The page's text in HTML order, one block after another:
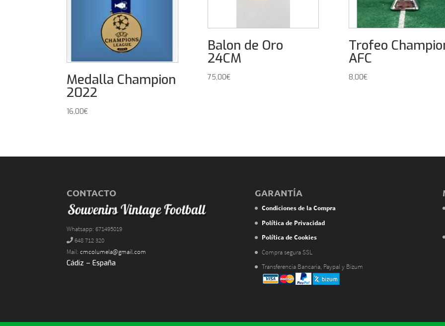
Medalla Champion
2022
16,00€
Balon de Oro
24CM
75,00€
Trofeo
AFC
8,00€
CONTACTO
Whatsapp: 671495019
648 712 320
Mail:cmcolumela@gmail.com
Cádiz – España
GARANTÍA
Condiciones de la Compra
Política de Privacidad
Política de Cookies
Compra segura SSL
Transferencia Bancaria, Paypal y Bizum